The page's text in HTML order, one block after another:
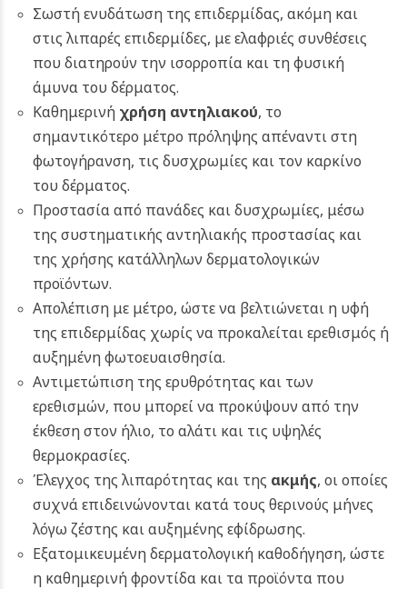
Σωστή ενυδάτωση της επιδερμίδας, ακόμη και
στις λιπαρές επιδερμίδες, με ελαφριές συνθέσεις
που διατηρούν την ισορροπία και τη φυσική
άμυνα του δέρματος.
Καθημερινή χρήση αντηλιακού, το
σημαντικότερο μέτρο πρόληψης απέναντι στη
φωτογήρανση, τις δυσχρωμίες και τον καρκίνο
του δέρματος.
Προστασία από πανάδες και δυσχρωμίες, μέσω
της συστηματικής αντηλιακής προστασίας και
της χρήσης κατάλληλων δερματολογικών
προϊόντων.
Απολέπιση με μέτρο, ώστε να βελτιώνεται η υφή
της επιδερμίδας χωρίς να προκαλείται ερεθισμός ή
αυξημένη φωτοευαισθησία.
Αντιμετώπιση της ερυθρότητας και των
ερεθισμών, που μπορεί να προκύψουν από την
έκθεση στον ήλιο, το αλάτι και τις υψηλές
θερμοκρασίες.
Έλεγχος της λιπαρότητας και της ακμής, οι οποίες
συχνά επιδεινώνονται κατά τους θερινούς μήνες
λόγω ζέστης και αυξημένης εφίδρωσης.
Εξατομικευμένη δερματολογική καθοδήγηση, ώστε
η καθημερινή φροντίδα και τα προϊόντα που